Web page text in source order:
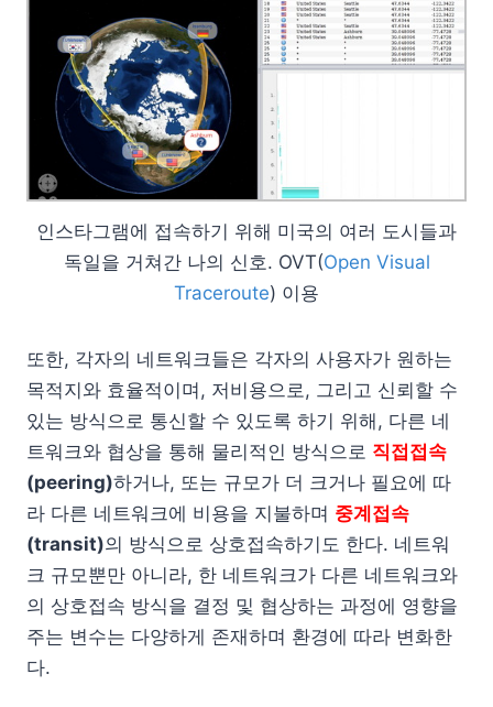
인스타그램에 접속하기 위해 미국의 여러 도시들과
독일을 거쳐간 나의 신호. OVT(Open Visual
Traceroute) 이용
또한, 각자의 네트워크들은 각자의 사용자가 원하는
목적지와 효율적이며, 저비용으로, 그리고 신뢰할 수
있는 방식으로 통신할 수 있도록 하기 위해, 다른 네
트워크와 협상을 통해 물리적인 방식으로 직접접속
(peering)하거나, 또는 규모가 더 크거나 필요에 따
라 다른 네트워크에 비용을 지불하며 중계접속
(transit)의 방식으로 상호접속하기도 한다. 네트워
크 규모뿐만 아니라, 한 네트워크가 다른 네트워크와
의 상호접속 방식을 결정 및 협상하는 과정에 영향을
주는 변수는 다양하게 존재하며 환경에 따라 변화한
다.